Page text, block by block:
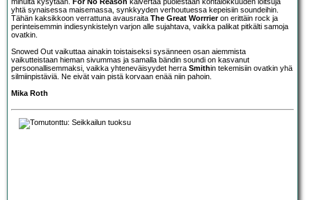
yhtä synaisessa maisemassa, synkkyyden verhoutuessa kepeisiin soundeihin.
Tähän kaksikkoon verrattuna avausraita The Great Worrrieron erittäin rock ja
perinteisemmin indiesynkistelyn varjon alle sujahtava, vaikka palikat pitkälti samoja
ovatkin.
Snowed Out vaikuttaa ainakin toistaiseksi sysänneen osan aiemmista
vaikutteistaan hieman sivummas ja samalla bändin soundi on kasvanut
persoonallisemmaksi, vaikka yhteneväisyydet herra Smithin tekemisiin ovatkin yhä
silmiinpistäviä. Ne eivät vain pistä korvaan enää niin pahoin.
Mika Roth